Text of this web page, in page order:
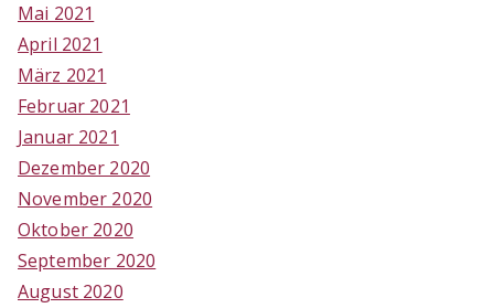
Mai 2021
April 2021
März 2021
Februar 2021
Januar 2021
Dezember 2020
November 2020
Oktober 2020
September 2020
August 2020